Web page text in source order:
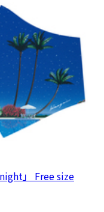
」 Free size